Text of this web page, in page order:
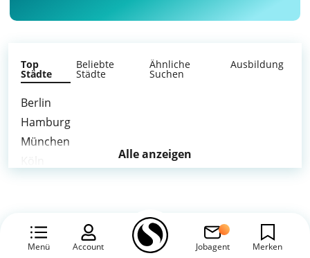
Menü Account Jobagent Merken
Top
Städte
Beliebte
Städte
Ähnliche
Suchen
Ausbildung
Berlin
Hamburg
München
Leipzig
Alle anzeigen